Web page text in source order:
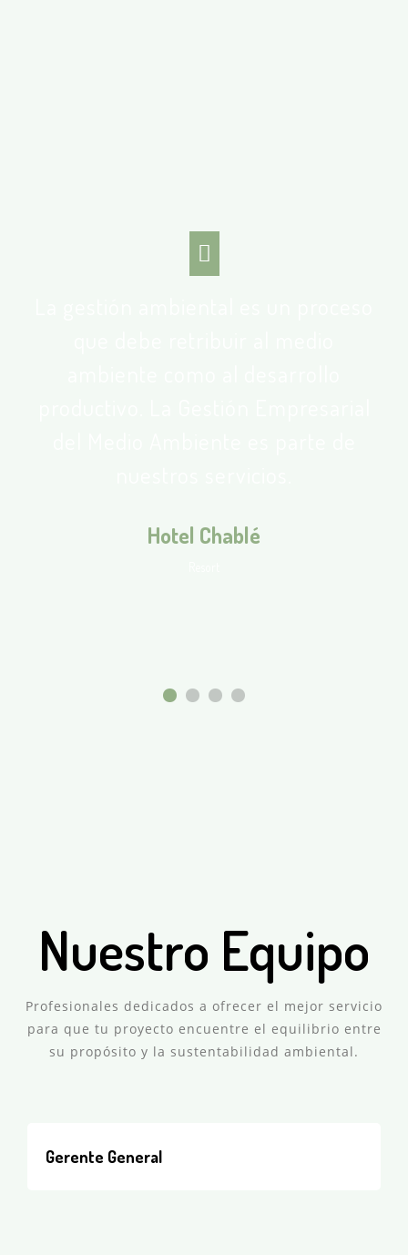
Hotel Chablé
Nuestro Equipo
Profesionales dedicados a ofrecer el mejor servicio
para que tu proyecto encuentre el equilibrio entre
su propósito y la sustentabilidad ambiental.
Gerente General